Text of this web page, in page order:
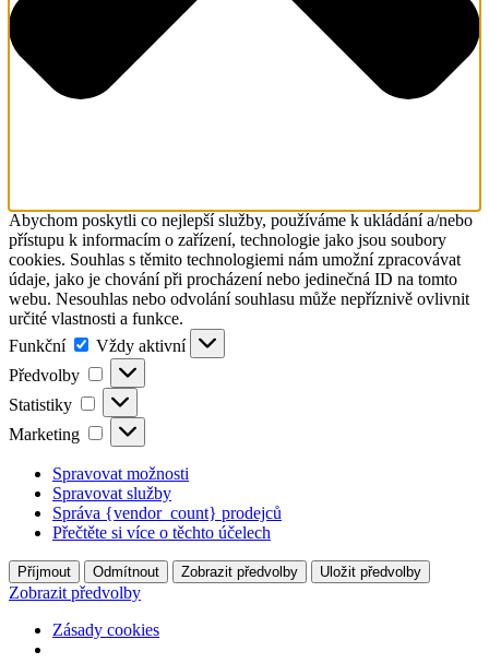
Abychom poskytli co nejlepší služby, používáme k ukládání a/nebo
přístupu k informacím o zařízení, technologie jako jsou soubory
cookies. Souhlas s těmito technologiemi nám umožní zpracovávat
údaje, jako je chování při procházení nebo jedinečná ID na tomto
webu. Nesouhlas nebo odvolání souhlasu může nepříznivě ovlivnit
určité vlastnosti a funkce.
Funkční
Funkční
Vždy aktivní
Předvolby
Předvolby
Statistiky Statistiky
Marketing Marketing
Spravovat možnosti
Spravovat služby
Správa {vendor_count} prodejců
Přečtěte si více o těchto účelech
Příjmout Odmítnout Zobrazit předvolby Uložit předvolby
Zobrazit předvolby
Zásady cookies